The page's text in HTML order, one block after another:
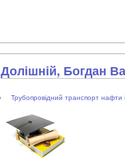
Долішній, Богдан
Трубопровідний транспорт